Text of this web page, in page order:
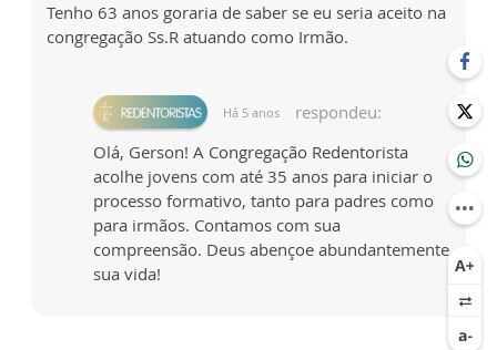
Tenho 63 anos goraria de saber se eu seria aceito na
congregação Ss.R atuando como Irmão.
Há 5 anos
respondeu:
Olá, Gerson! A Congregação Redentorista
acolhe jovens com até 35 anos para iniciar o
processo formativo, tanto para padres como
para irmãos. Contamos com sua
compreensão. Deus abençoe abundantemente
sua vida!